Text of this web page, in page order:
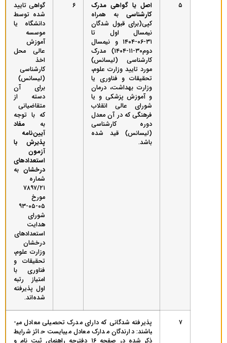
۵ اصل یا گواهی مدرک
کارشناسیبه همراه
کپی(برای قبول شدگان
نیمسال اول تا
۳۱-۰۶-۱۴۰۴ و نیمسال
دوم۳۰-۱۱-۱۴۰۴) مدرک‌
کارشناسی‌ (لیسانس‌)
مورد تایید وزارت‌ علوم‌،
تحقیقات‌ و فناوری‌ یا
وزارت‌ بهداشت‌، درمان‌
و آموزش‌ پزشکی‌ و یا
شورای ‌عالی‌ انقلاب‌
فرهنگی‌ که‌ در آن‌ معدل‌
دوره‌ کارشناسی‌
(لیسانس‌) قید شده‌
باشد‌.
۶
گواهی‌ تایید
شده‌ توسط
دانشگاه‌ یا
موسسه‌
آموزش‌
عالی‌ محل‌
اخذ
کارشناسی‌
(لیسانس‌)
برای‌ آن‌
دسته‌ از
متقاضیانی
که‌ با توجه‌
به‌ مفاد
آیین‌نامه
پذیرش با
آزمون
استعدادهای
درخشان به
شماره
۷۸۹۷/۲۱
مورخ
۰۵-۰۵-۹۳
شورای
هدایت
استعدادهای
درخشان
وزارت‌ علوم‌،
تحقیقات‌ و
فناوری‌ با
امتیاز‌ رتبه‌
اول‌ پذیرفته‌
شده‌اند.
۷
پذیرفته شدگانی که دارای مدرک تحصیلی معادل می­
باشند: دارندگان مدارک معادل می­بایست حائز شرایط